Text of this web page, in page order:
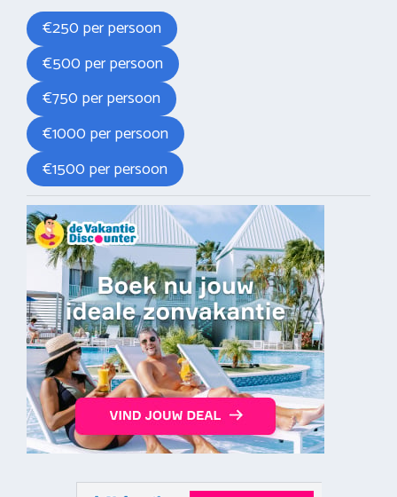
€250 per persoon
€500 per persoon
€750 per persoon
€1000 per persoon
€1500 per persoon